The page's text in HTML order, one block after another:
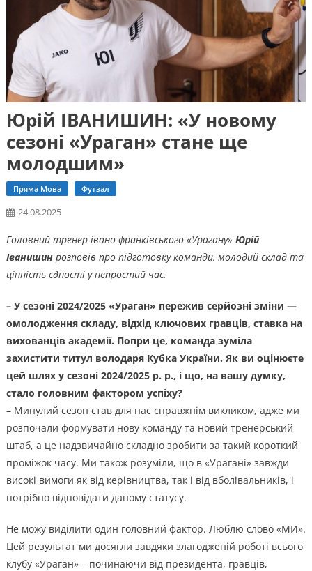
Юрій ІВАНИШИН: «У новому
сезоні «Ураган» стане ще
молодшим»
Пряма Мова Футзал
24.08.2025
Головний тренер івано-франківського «Урагану» Юрій
Іванишинрозповів про підготовку команди, молодий склад та
цінність єдності у непростий час.
– У сезоні 2024/2025 «Ураган» пережив серйозні зміни —
омолодження складу, відхід ключових гравців, ставка на
вихованців академії. Попри це, команда зуміла
захистити титул володаря Кубка України. Як ви оцінюєте
цей шлях у сезоні 2024/2025 р. р., і що, на вашу думку,
стало головним фактором успіху?
– Минулий сезон став для нас справжнім викликом, адже ми
розпочали формувати нову команду та новий тренерський
штаб, а це надзвичайно складно зробити за такий короткий
проміжок часу. Ми також розуміли, що в «Урагані» завжди
високі вимоги як від керівництва, так і від вболівальників, і
потрібно відповідати даному статусу.
Не можу виділити один головний фактор. Люблю слово «МИ».
Цей результат ми досягли завдяки злагодженій роботі всього
клубу «Ураган» – починаючи від президента, гравців,